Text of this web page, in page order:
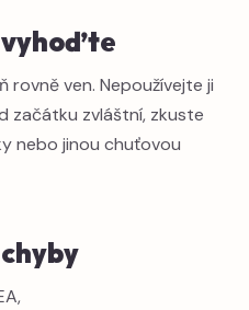
vyhoďte
rovně ven. Nepoužívejte ji
začátku zvláštní, zkuste
nebo jinou chuťovou